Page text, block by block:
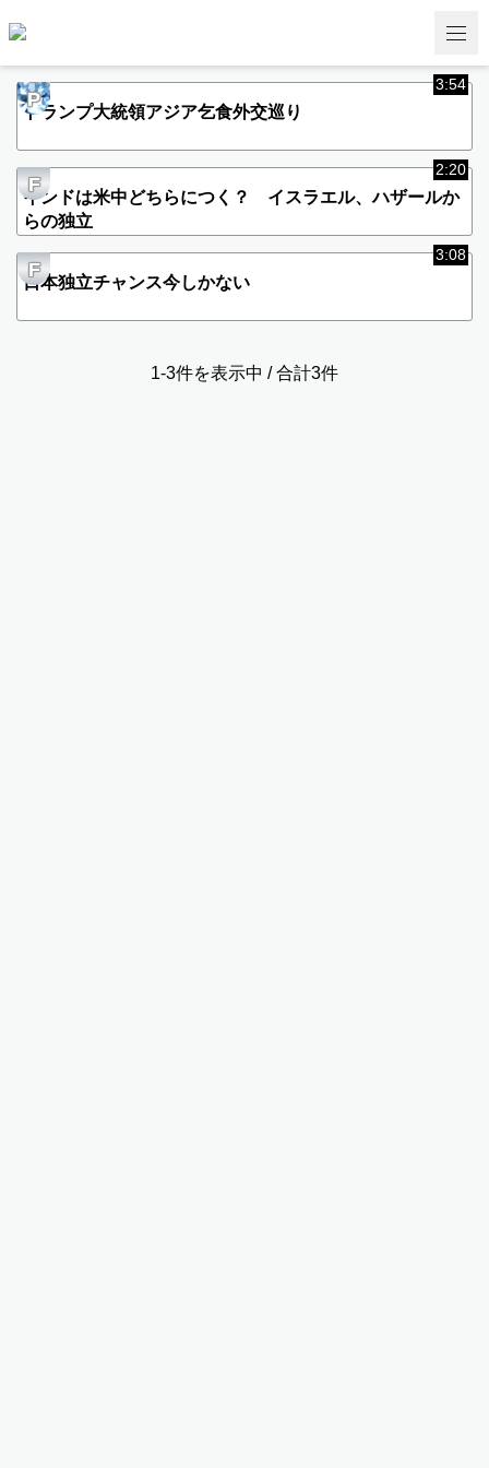
P
3:54
トランプ大統領アジア乞食外交巡り
F
2:20
インドは米中どちらにつく？ イスラエル、ハザールか
らの独立
F
3:08
日本独立チャンス今しかない
1-3件を表示中 / 合計3件